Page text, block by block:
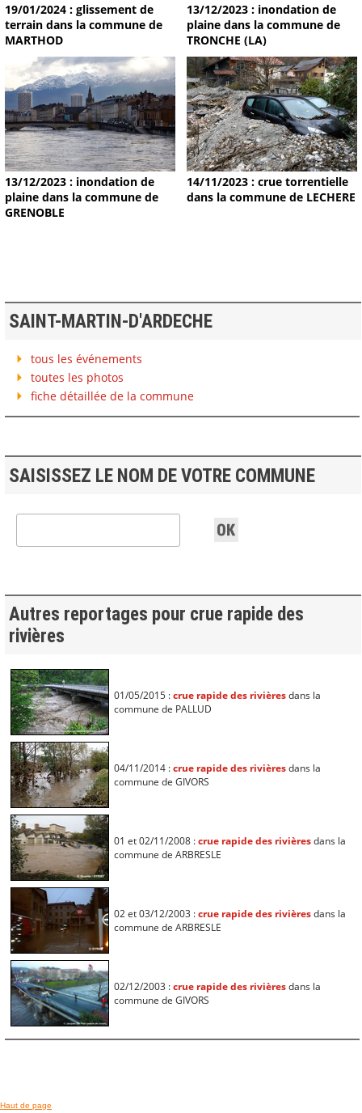
19/01/2024 : glissement de
terrain dans la commune de
MARTHOD
13/12/2023 : inondation de
plaine dans la commune de
TRONCHE (LA)
13/12/2023 : inondation de
plaine dans la commune de
GRENOBLE
14/11/2023 : crue torrentielle
dans la commune de LECHERE
SAINT-MARTIN-D'ARDECHE
tous les événements
toutes les photos
fiche détaillée de la commune
SAISISSEZ LE NOM DE VOTRE COMMUNE
Autres reportages pour crue rapide des
rivières
01/05/2015 :crue rapide des rivièresdans la
commune de PALLUD
04/11/2014 :crue rapide des rivièresdans la
commune de GIVORS
01 et 02/11/2008 :crue rapide des rivièresdans la
commune de ARBRESLE
02 et 03/12/2003 :crue rapide des rivièresdans la
commune de ARBRESLE
02/12/2003 :crue rapide des rivièresdans la
commune de GIVORS
Haut de page